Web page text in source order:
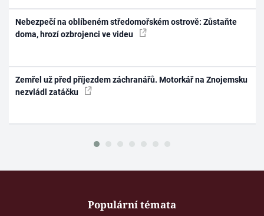
Nebezpečí na oblíbeném středomořském ostrově: Zůstaňte
doma, hrozí ozbrojenci ve videu
Zemřel už před příjezdem záchranářů. Motorkář na Znojemsku
nezvládl zatáčku
Populární témata